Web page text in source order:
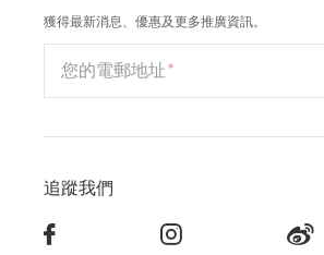
獲得最新消息、優惠及更多推廣資訊。
您的電郵地址
追蹤我們